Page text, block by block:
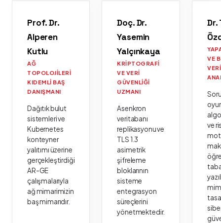
Prof. Dr.
Alperen
Kutlu
AĞ
TOPOLOJILERI
KIDEMLI BAŞ
DANIŞMANI
Dağıtık bulut
sistemleri ve
Kubernetes
konteyner
yalıtımı üzerine
gerçekleştirdiği
AR-GE
çalışmalarıyla
ağ mimarimizin
baş mimarıdır.
Doç. Dr.
Yasemin
Yalçınkaya
KRIPTOGRAFI
VE VERI
GÜVENLIĞI
UZMANI
Asenkron
veritabanı
replikasyonu ve
TLS 1.3
asimetrik
şifreleme
bloklarının
sisteme
entegrasyon
süreçlerini
yönetmektedir.
Dr.
VE
VERI
ve